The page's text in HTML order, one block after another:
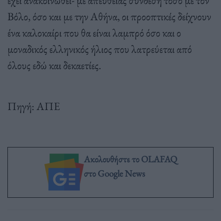
Βόλο, όσο και με την Αθήνα, οι προοπτικές δείχνουν
ένα καλοκαίρι που θα είναι λαμπρό όσο και ο
μοναδικός ελληνικός ήλιος που λατρεύεται από
όλους εδώ και δεκαετίες.
Πηγή: ΑΠΕ
Ακολουθήστε το OLAFAQ
στο Google News